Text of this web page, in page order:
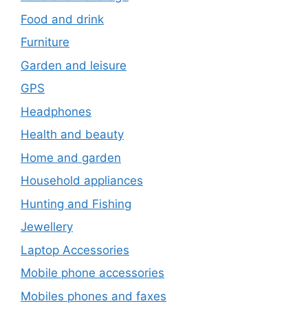
Food and drink
Furniture
Garden and leisure
GPS
Headphones
Health and beauty
Home and garden
Household appliances
Hunting and Fishing
Jewellery
Laptop Accessories
Mobile phone accessories
Mobiles phones and faxes